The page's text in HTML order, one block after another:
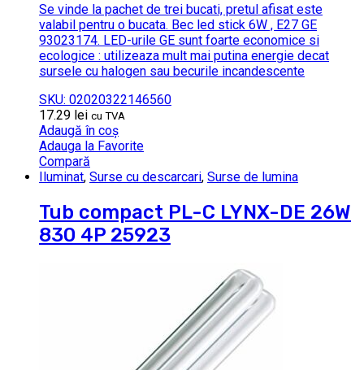
Se vinde la pachet de trei bucati, pretul afisat este
valabil pentru o bucata. Bec led stick 6W , E27 GE
93023174. LED-urile GE sunt foarte economice si
ecologice : utilizeaza mult mai putina energie decat
sursele cu halogen sau becurile incandescente
SKU: 02020322146560
17.29 lei cu TVA
Adaugă în coș
Adauga la Favorite
Compară
Iluminat, Surse cu descarcari, Surse de lumina
Tub compact PL-C LYNX-DE 26W
830 4P 25923